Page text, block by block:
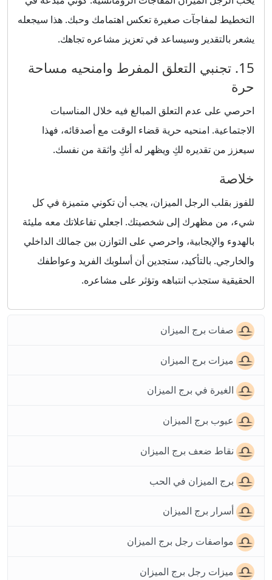
التخطيط لمفاجآت صغيرة تعكس اهتمامك وحبك. هذا سيجعله
يشعر بالتقدير وسيساعد في تعزيز مشاعره تجاهك.
15. تجنبي التعلق المفرط وامنحيه مساحة
حرة
احرصي على عدم التعلق المبالغ فيه خلال المناسبات
الاجتماعية. امنحيه حرية قضاء الوقت مع أصدقائه، فهذا
سيعزز من تقديره لكِ ويظهر له أنكِ واثقة من نفسك.
خلاصة
للفوز بقلب الرجل الميزان، يجب أن تكوني متميزة في كل
شيء، من مظهرك إلى شخصيتك. اجعلي تفاعلاتك معه مليئة
بالهدوء والإيجابية، واحرصي على التوازن بين جمالك الداخلي
والخارجي. بالتأكيد، ستجدين أن أسلوبك الفريد وعواطفك
الحقيقية ستجذب انتباهه وتؤثر على مشاعره.
صفات برج الميزان
ميزات برج الميزان
الغيرة في برج الميزان
عيوب برج الميزان
نقاط ضعف برج الميزان
برج الميزان في الحب
أسرار برج الميزان
مواصفات رجل برج الميزان
ميزات رجل برج الميزان